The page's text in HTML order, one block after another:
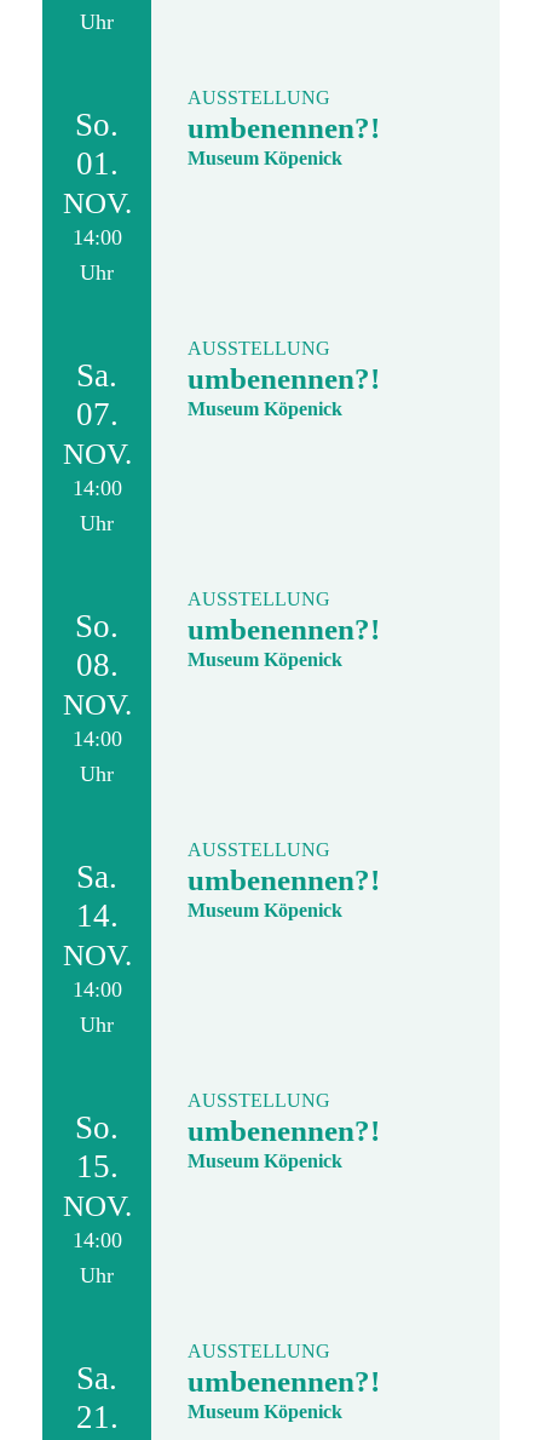
Uhr
So.
01.
NOV.
14:00
Uhr
AUSSTELLUNG
umbenennen?!
Museum Köpenick
Sa.
07.
NOV.
14:00
Uhr
AUSSTELLUNG
umbenennen?!
Museum Köpenick
So.
08.
NOV.
14:00
Uhr
AUSSTELLUNG
umbenennen?!
Museum Köpenick
Sa.
14.
NOV.
14:00
Uhr
AUSSTELLUNG
umbenennen?!
Museum Köpenick
So.
15.
NOV.
14:00
Uhr
AUSSTELLUNG
umbenennen?!
Museum Köpenick
Sa.
21.
AUSSTELLUNG
umbenennen?!
Museum Köpenick